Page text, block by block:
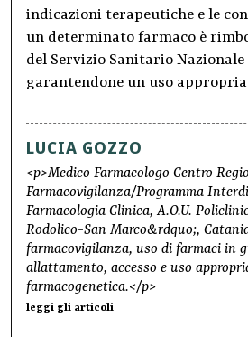
indicazioni terapeutiche e le
un determinato farmaco è
del Servizio Sanitario Nazionale
garantendone un uso
LUCIA GOZZO
<p>Medico Farmacologo Centro
Farmacovigilanza/Programma
Farmacologia Clinica, A.O.U.
Rodolico-San Marco&rdquo;,
farmacovigilanza, uso di farmaci in
allattamento, accesso e uso
farmacogenetica.</p>
leggi gli articoli